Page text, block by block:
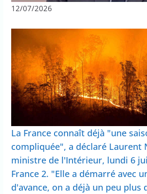
12/07/2026
La France connaît déjà "une
compliquée", a déclaré Laurent
ministre de l'Intérieur, lundi 6
France 2. "Elle a démarré avec
d'avance, on a déjà un peu plus